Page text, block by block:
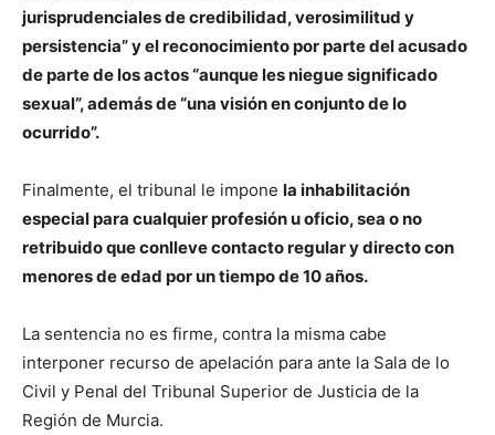
jurisprudenciales de credibilidad, verosimilitud y
persistencia” y el reconocimiento por parte del acusado
de parte de los actos “aunque les niegue significado
sexual”, además de “una visión en conjunto de lo
ocurrido”.
Finalmente, el tribunal le impone la inhabilitación
especial para cualquier profesión u oficio, sea o no
retribuido que conlleve contacto regular y directo con
menores de edad por un tiempo de 10 años.
La sentencia no es firme, contra la misma cabe
interponer recurso de apelación para ante la Sala de lo
Civil y Penal del Tribunal Superior de Justicia de la
Región de Murcia.